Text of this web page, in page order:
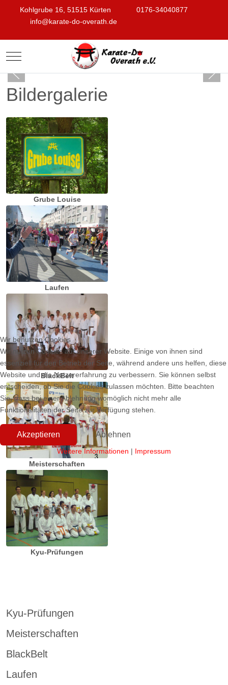
Kohlgrube 16, 51515 Kürten
0176-34040877
info@karate-do-overath.de
Mobile Menu Toggle
Bildergalerie
Grube Louise
Laufen
BlackBelt
Meisterschaften
Kyu-Prüfungen
Kyu-Prüfungen
Meisterschaften
BlackBelt
Laufen
Wir benutzen Cookies
Wir nutzen Cookies auf unserer Website. Einige von ihnen sind
essenziell für den Betrieb der Seite, während andere uns helfen, diese
Website und die Nutzererfahrung zu verbessern. Sie können selbst
entscheiden, ob Sie die Cookies zulassen möchten. Bitte beachten
Sie, dass bei einer Ablehnung womöglich nicht mehr alle
Funktionalitäten der Seite zur Verfügung stehen.
Akzeptieren Ablehnen
Weitere Informationen | Impressum